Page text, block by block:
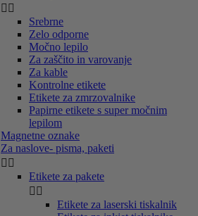
 
Srebrne
Zelo odporne
Močno lepilo
Za zaščito in varovanje
Za kable
Kontrolne etikete
Etikete za zmrzovalnike
Papirne etikete s super močnim
lepilom
Magnetne oznake
Za naslove- pisma, paketi
 
Etikete za pakete
 
Etikete za laserski tiskalnik